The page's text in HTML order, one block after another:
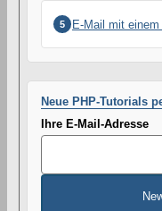
5 E-Mail mit
Neue PHP-Tutorials
Ihre E-Mail-Adresse